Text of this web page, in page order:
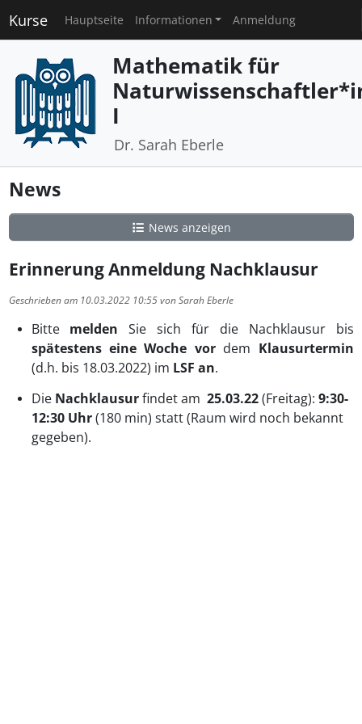
Kurse Hauptseite Informationen Anmeldung
Mathematik für
I
Dr. Sarah Eberle
News
News anzeigen
Erinnerung Anmeldung Nachklausur
Geschrieben am 10.03.2022 10:55 von Sarah Eberle
Bitte melden Sie sich für die Nachklausur bis
spätestens eine Woche vordem Klausurtermin
(d.h. bis 18.03.2022) im LSF an.
DieNachklausurfindet am 25.03.22(Freitag): 9:30-
12:30 Uhr(180 min) statt (Raum wird noch bekannt
gegeben).